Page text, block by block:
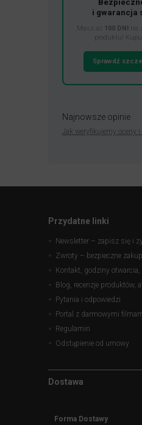
i gwarancja
Masz aż 100 DNI na
produktu!
Sprawdź
Najnowsze opinie
Jak weryfikujemy oceny i
Przydatne linki
Newsletter – zapisz się i
Zwroty – bezpieczne
Kontakt, godziny
Blog, recenzje produktów,
Pytania i odpowiedzi
Portal z darmowymi
Regulamin
Odstąpienie od umowy
Dostawa
Forma Dostawy